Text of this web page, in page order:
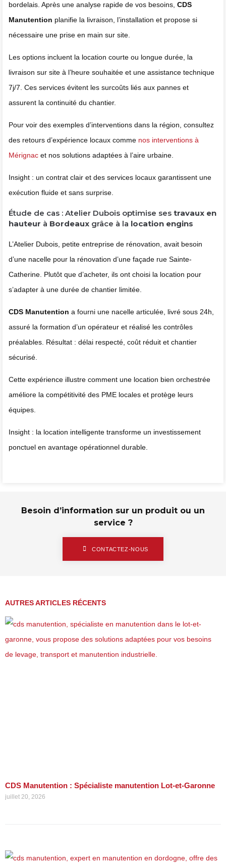
bordelais. Après une analyse rapide de vos besoins, CDS
Manutention planifie la livraison, l’installation et propose si
nécessaire une prise en main sur site.
Les options incluent la location courte ou longue durée, la
livraison sur site à l’heure souhaitée et une assistance technique
7j/7. Ces services évitent les surcoûts liés aux pannes et
assurent la continuité du chantier.
Pour voir des exemples d’interventions dans la région, consultez
des retours d’expérience locaux comme nos interventions à
Mérignac et nos solutions adaptées à l’aire urbaine.
Insight : un contrat clair et des services locaux garantissent une
exécution fluide et sans surprise.
Étude de cas : Atelier Dubois optimise ses travaux en
hauteur à Bordeaux grâce à la location engins
L’Atelier Dubois, petite entreprise de rénovation, avait besoin
d’une nacelle pour la rénovation d’une façade rue Sainte-
Catherine. Plutôt que d’acheter, ils ont choisi la location pour
s’adapter à une durée de chantier limitée.
CDS Manutention a fourni une nacelle articulée, livré sous 24h,
assuré la formation d’un opérateur et réalisé les contrôles
préalables. Résultat : délai respecté, coût réduit et chantier
sécurisé.
Cette expérience illustre comment une location bien orchestrée
améliore la compétitivité des PME locales et protège leurs
équipes.
Insight : la location intelligente transforme un investissement
ponctuel en avantage opérationnel durable.
Besoin d’information sur un produit ou un
service ?
CONTACTEZ-NOUS
AUTRES ARTICLES RÉCENTS
CDS Manutention : Spécialiste manutention Lot-et-Garonne
juillet 20, 2026